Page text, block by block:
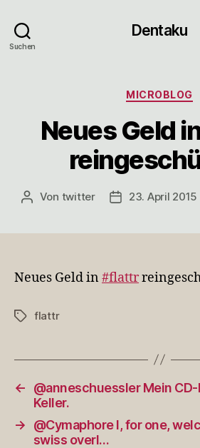
Suchen
Dentaku
MICROBLOG
Neues Geld
Beitragsautor
Von twitter 23. April 2015
Neues Geld in #flattr
Schlagwörter
flattr
←
@anneschuessler Mein
Keller.
→
@Cymaphore I, for one,
swiss overl…